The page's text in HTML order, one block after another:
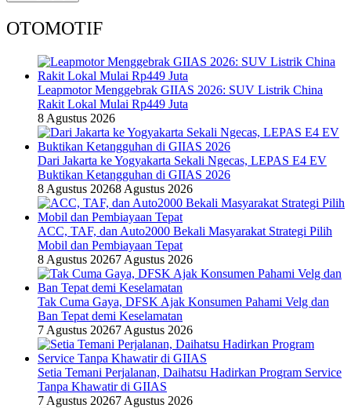
OTOMOTIF
Leapmotor Menggebrak GIIAS 2026: SUV Listrik China
Rakit Lokal Mulai Rp449 Juta
8 Agustus 2026
Dari Jakarta ke Yogyakarta Sekali Ngecas, LEPAS E4 EV
Buktikan Ketangguhan di GIIAS 2026
8 Agustus 20268 Agustus 2026
ACC, TAF, dan Auto2000 Bekali Masyarakat Strategi Pilih
Mobil dan Pembiayaan Tepat
8 Agustus 20267 Agustus 2026
Tak Cuma Gaya, DFSK Ajak Konsumen Pahami Velg dan
Ban Tepat demi Keselamatan
7 Agustus 20267 Agustus 2026
Setia Temani Perjalanan, Daihatsu Hadirkan Program Service
Tanpa Khawatir di GIIAS
7 Agustus 20267 Agustus 2026